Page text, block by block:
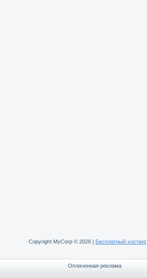
Copyright MyCorp © 2026| Бесплатный хостинг
Оплаченная реклама